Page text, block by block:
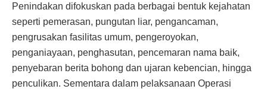
Penindakan difokuskan pada berbagai bentuk kejahatan
seperti pemerasan, pungutan liar, pengancaman,
pengrusakan fasilitas umum, pengeroyokan,
penganiayaan, penghasutan, pencemaran nama baik,
penyebaran berita bohong dan ujaran kebencian, hingga
penculikan. Sementara dalam pelaksanaan Operasi